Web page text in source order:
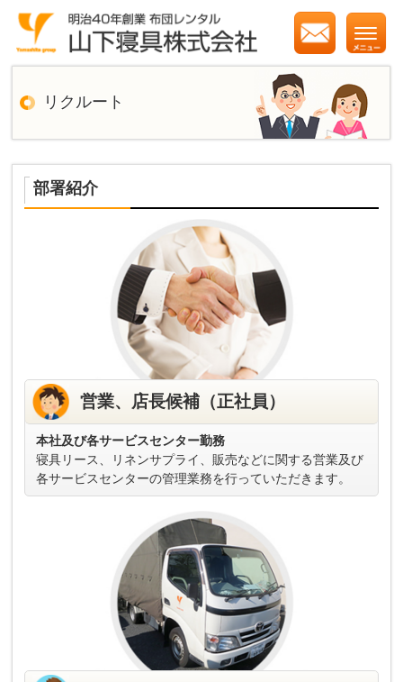
リクルート
部署紹介
営業、店長候補（正社員）
本社及び各サービスセンター勤務
寝具リース、リネンサプライ、販売などに関する営業及び
各サービスセンターの管理業務を行っていただきます。